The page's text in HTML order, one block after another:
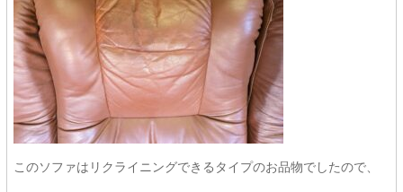
このソファはリクライニングできるタイプのお品物でしたので、